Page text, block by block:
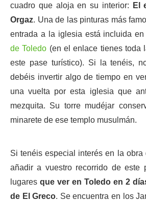
cuadro que aloja en su interior:
El
Orgaz. Una de las pinturas más
entrada a la iglesia está incluida en
de Toledo (en el enlace tienes toda
este pase turístico). Si la tenéis,
debéis invertir algo de tiempo en
una vuelta por esta iglesia que
mezquita. Su torre mudéjar
minarete de ese templo musulmán.
Si tenéis especial interés en la obra
añadir a vuestro recorrido de este
lugares que ver en Toledo en 2
de El Greco. Se encuentra en los